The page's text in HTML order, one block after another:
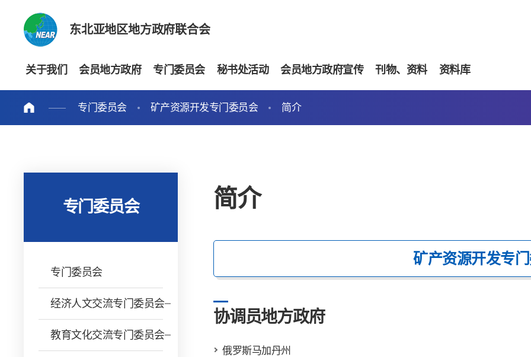
东北亚地区地方政府联合会
关于我们 会员地方政府 专门委员会 秘书处活动 会员地方政府宣传 刊物、资料 资料库
专门委员会 矿产资源开发专门委员会 简介
专门委员会
专门委员会
经济人文交流专门委员会
教育文化交流专门委员会
简介
矿产资源开发专
协调员地方政府
俄罗斯马加丹州